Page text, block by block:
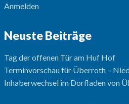
Anmelden
Neuste Beiträge
Tag der offenen Tür am Huf Hof
Terminvorschau für Überroth –
Inhaberwechsel im Dorfladen von